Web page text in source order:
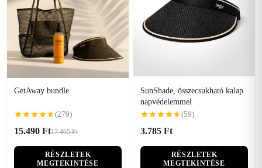
GetAway bundle
(279)
15.490 Ft17.465 Ft
RÉSZLETEK
MEGTEKINTÉSE
SunShade, összecsukható kalap
napvédelemmel
(59)
3.785 Ft
RÉSZLETEK
MEGTEKINTÉSE